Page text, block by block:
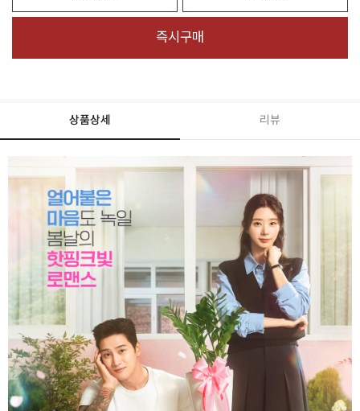
즉시구매
상품상세 리뷰